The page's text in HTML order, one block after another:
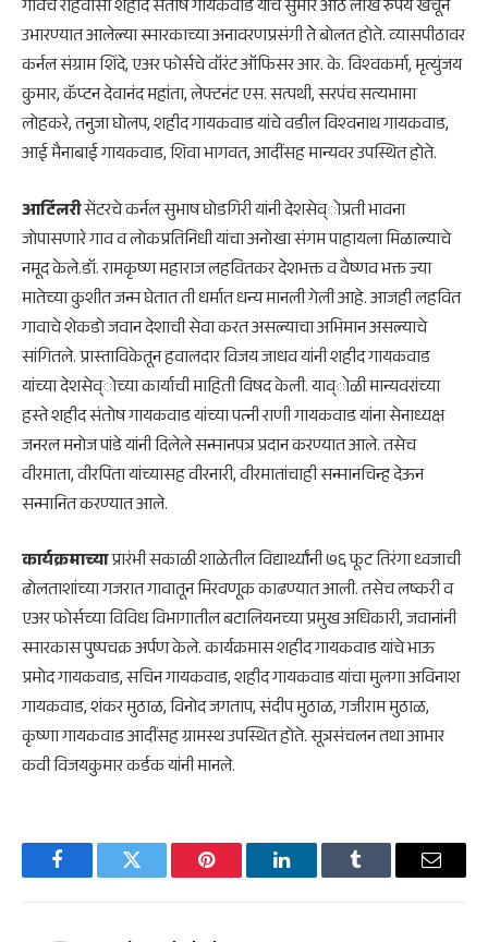
गावचे रहिवासी शहीद संतोष गायकवाड यांचे सुमारे आठ लाख रुपये खर्चून
उभारण्यात आलेल्या स्मारकाच्या अनावरणप्रसंगी तेे बोलत होते. व्यासपीठावर
कर्नल संग्राम शिंदे, एअर फोर्सचे वॉरंट ऑफिसर आर. के. विश्‍वकर्मा, मृत्युंजय
कुमार, कॅप्टन देवानंद महांता, लेफ्टनंट एस. सत्पथी, सरपंच सत्यभामा
लोहकरे, तनुजा घोलप, शहीद गायकवाड यांचे वडील विश्‍वनाथ गायकवाड,
आई मैनाबाई गायकवाड, शिवा भागवत, आदींसह मान्यवर उपस्थित होते.
आर्टिलरीसेंटरचे कर्नल सुभाष घोडगिरी यांनी देशसेव्ोप्रती भावना
जोपासणारे गाव व लोकप्रतिनिधी यांचा अनोखा संगम पाहायला मिळाल्याचे
नमूद केले.डॉ. रामकृष्ण महाराज लहवितकर देशभक्त व वैष्णव भक्त ज्या
मातेच्या कुशीत जन्म घेतात ती धर्मात धन्य मानली गेली आहे. आजही लहवित
गावाचे शेकडो जवान देशाची सेवा करत असल्याचा अभिमान असल्याचे
सांगितले. प्रास्ताविकेतून हवालदार विजय जाधव यांनी शहीद गायकवाड
यांच्या देशसेव्ोच्या कार्याची माहिती विषद केली. याव्ोळी मान्यवरांच्या
हस्ते शहीद संतोष गायकवाड यांच्या पत्नी राणी गायकवाड यांना सेनाध्यक्ष
जनरल मनोज पांडे यांनी दिलेले सन्मानपत्र प्रदान करण्यात आले. तसेच
वीरमाता, वीरपिता यांच्यासह वीरनारी, वीरमातांचाही सन्मानचिन्ह देऊन
सन्मानित करण्यात आले.
कार्यक्रमाच्याप्रारंभी सकाळी शाळेतील विद्यार्थ्यांनी ७६ फूट तिरंगा ध्वजाची
ढोलताशांच्या गजरात गावातून मिरवणूक काढण्यात आली. तसेच लष्करी व
एअर फोर्सच्या विविध विभागातील बटालियनच्या प्रमुख अधिकारी, जवानांनी
स्मारकास पुष्पचक्र अर्पण केले. कार्यक्रमास शहीद गायकवाड यांचे भाऊ
प्रमोद गायकवाड, सचिन गायकवाड, शहीद गायकवाड यांचा मुलगा अविनाश
गायकवाड, शंकर मुठाळ, विनोद जगताप, संदीप मुठाळ, गजीराम मुठाळ,
कृष्णा गायकवाड आदींसह ग्रामस्थ उपस्थित होते. सूत्रसंचलन तथा आभार
कवी विजयकुमार कर्डक यांनी मानले.
FacebookTwitter Pinterest LinkedInTumblr Email